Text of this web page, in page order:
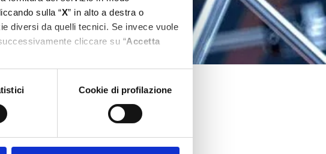
sulla “X” in alto a destra o
diversi da quelli tecnici. Se invece vuole
cliccare su “Accetta
Cookie di profilazione